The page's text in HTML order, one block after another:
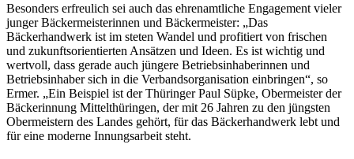
Besonders erfreulich sei auch das ehrenamtliche Engagement vieler
junger Bäckermeisterinnen und Bäckermeister: „Das
Bäckerhandwerk ist im steten Wandel und profitiert von frischen
und zukunftsorientierten Ansätzen und Ideen. Es ist wichtig und
wertvoll, dass gerade auch jüngere Betriebsinhaberinnen und
Betriebsinhaber sich in die Verbandsorganisation einbringen“, so
Ermer. „Ein Beispiel ist der Thüringer Paul Süpke, Obermeister der
Bäckerinnung Mittelthüringen, der mit 26 Jahren zu den jüngsten
Obermeistern des Landes gehört, für das Bäckerhandwerk lebt und
für eine moderne Innungsarbeit steht.